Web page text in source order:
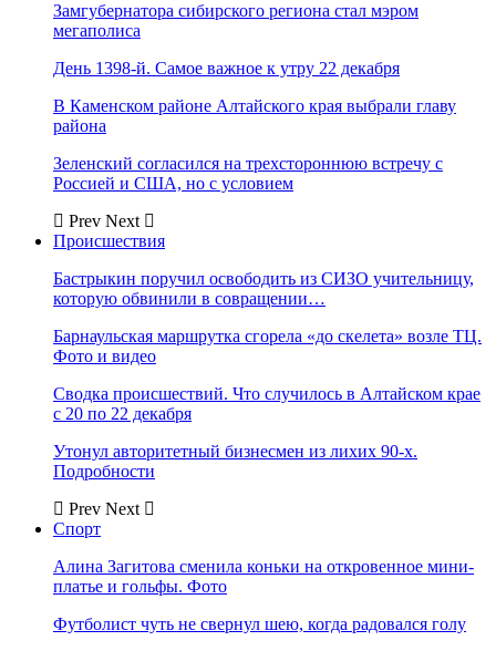
Замгубернатора сибирского региона стал мэром
мегаполиса
День 1398-й. Самое важное к утру 22 декабря
В Каменском районе Алтайского края выбрали главу
района
Зеленский согласился на трехстороннюю встречу с
Россией и США, но с условием
Prev Next
Происшествия
Бастрыкин поручил освободить из СИЗО учительницу,
которую обвинили в совращении…
Барнаульская маршрутка сгорела «до скелета» возле ТЦ.
Фото и видео
Сводка происшествий. Что случилось в Алтайском крае
с 20 по 22 декабря
Утонул авторитетный бизнесмен из лихих 90-х.
Подробности
Prev Next
Спорт
Алина Загитова сменила коньки на откровенное мини-
платье и гольфы. Фото
Футболист чуть не свернул шею, когда радовался голу